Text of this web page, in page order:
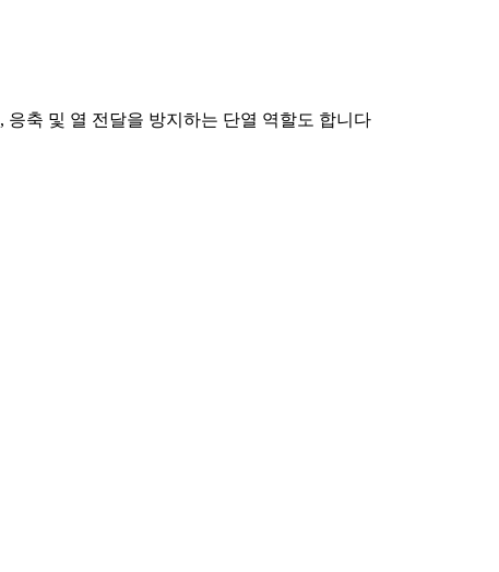
축 및 열 전달을 방지하는 단열 역할도 합니다